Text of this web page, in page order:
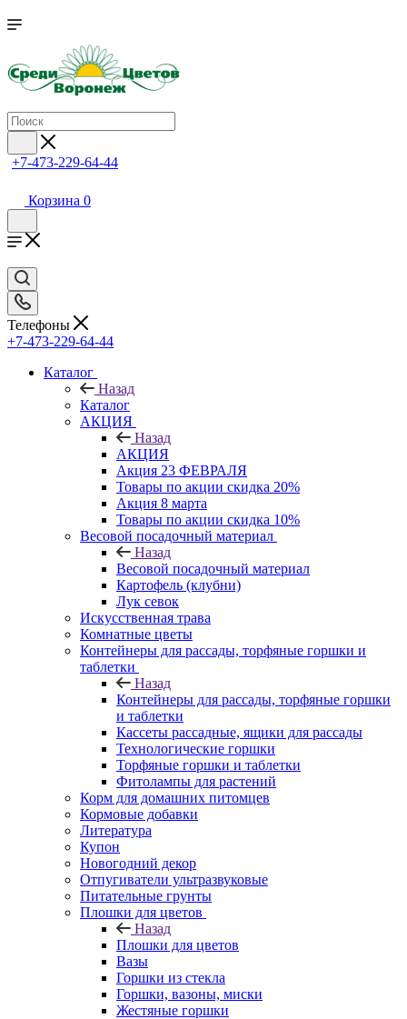
+7-473-229-64-44
Корзина 0
Телефоны
+7-473-229-64-44
Каталог
Назад
Каталог
АКЦИЯ
Назад
АКЦИЯ
Акция 23 ФЕВРАЛЯ
Товары по акции скидка 20%
Акция 8 марта
Товары по акции скидка 10%
Весовой посадочный материал
Назад
Весовой посадочный материал
Картофель (клубни)
Лук севок
Искусственная трава
Комнатные цветы
Контейнеры для рассады, торфяные горшки и
таблетки
Назад
Контейнеры для рассады, торфяные горшки
и таблетки
Кассеты рассадные, ящики для рассады
Технологические горшки
Торфяные горшки и таблетки
Фитолампы для растений
Корм для домашних питомцев
Кормовые добавки
Литература
Купон
Новогодний декор
Отпугиватели ультразвуковые
Питательные грунты
Плошки для цветов
Назад
Плошки для цветов
Вазы
Горшки из стекла
Горшки, вазоны, миски
Жестяные горшки